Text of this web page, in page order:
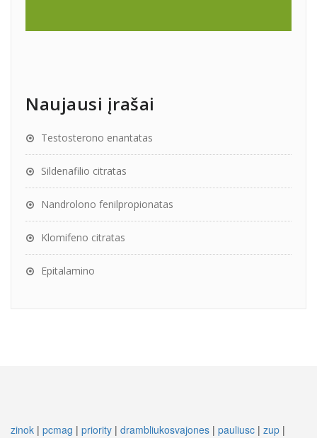
Naujausi įrašai
Testosterono enantatas
Sildenafilio citratas
Nandrolono fenilpropionatas
Klomifeno citratas
Epitalamino
zinok | pcmag | priority | drambliukosvajones | pauliusc | zup |